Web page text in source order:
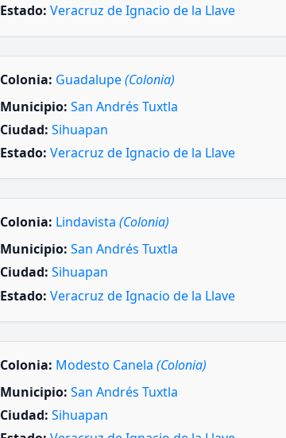
Estado: Veracruz de Ignacio de la Llave
Colonia: Guadalupe(Colonia)
Municipio: San Andrés Tuxtla
Ciudad: Sihuapan
Estado: Veracruz de Ignacio de la Llave
Colonia: Lindavista (Colonia)
Municipio: San Andrés Tuxtla
Ciudad: Sihuapan
Estado: Veracruz de Ignacio de la Llave
Colonia: Modesto Canela (Colonia)
Municipio: San Andrés Tuxtla
Ciudad: Sihuapan